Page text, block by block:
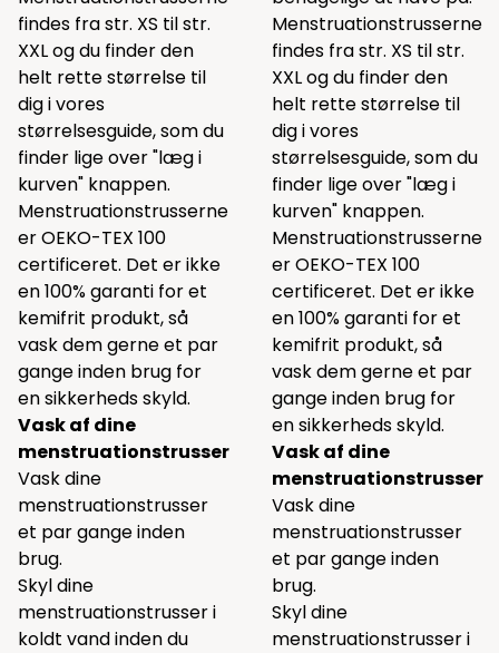
findes fra str. XS til str.
XXL og du finder den
helt rette størrelse til
dig i vores
størrelsesguide, som du
finder lige over "læg i
kurven" knappen.
Menstruationstrusserne
er OEKO-TEX 100
certificeret. Det er ikke
en 100% garanti for et
kemifrit produkt, så
vask dem gerne et par
gange inden brug for
en sikkerheds skyld.
Vask af dine
menstruationstrusser
Vask dine
menstruationstrusser
et par gange inden
brug.
Skyl dine
menstruationstrusser i
koldt vand inden du
Menstruationstrusserne
findes fra str. XS til str.
XXL og du finder den
helt rette størrelse til
dig i vores
størrelsesguide, som du
finder lige over "læg i
kurven" knappen.
Menstruationstrusserne
er OEKO-TEX 100
certificeret. Det er ikke
en 100% garanti for et
kemifrit produkt, så
vask dem gerne et par
gange inden brug for
en sikkerheds skyld.
Vask af dine
menstruationstrusser
Vask dine
menstruationstrusser
et par gange inden
brug.
Skyl dine
menstruationstrusser i